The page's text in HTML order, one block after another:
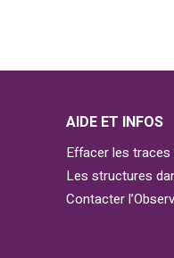
AIDE ET INFOS
Effacer les
Les structures
Contacter